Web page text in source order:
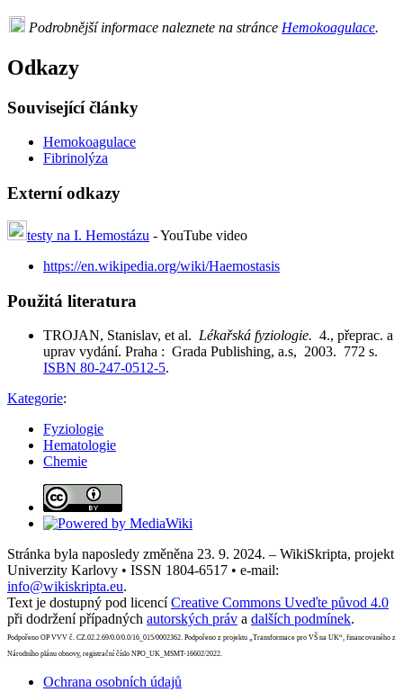
Podrobnější informace naleznete na stránce Hemokoagulace.
Odkazy
Související články
Hemokoagulace
Fibrinolýza
Externí odkazy
testy na I. Hemostázu - YouTube video
https://en.wikipedia.org/wiki/Haemostasis
Použitá literatura
TROJAN, Stanislav, et al. Lékařská fyziologie. 4., přeprac. a
uprav vydání. Praha : Grada Publishing, a.s, 2003. 772 s.
ISBN 80-247-0512-5.
Kategorie:
Fyziologie
Hematologie
Chemie
Stránka byla naposledy změněna 23. 9. 2024. – WikiSkripta, projekt
Univerzity Karlovy • ISSN 1804-6517 • e-mail:
info@wikiskripta.eu.
Text je dostupný pod licencíCreative Commons Uveďte původ 4.0
při dodržení případných autorských práv a dalších podmínek.
Podpořeno OP VVV č. CZ.02.2.69/0.0/0.0/16_015/0002362. Podpořeno z projektu „Transformace pro VŠ na UK“, financovaného z
Národního plánu obnovy, registrační číslo NPO_UK_MSMT-16602/2022.
Ochrana osobních údajů